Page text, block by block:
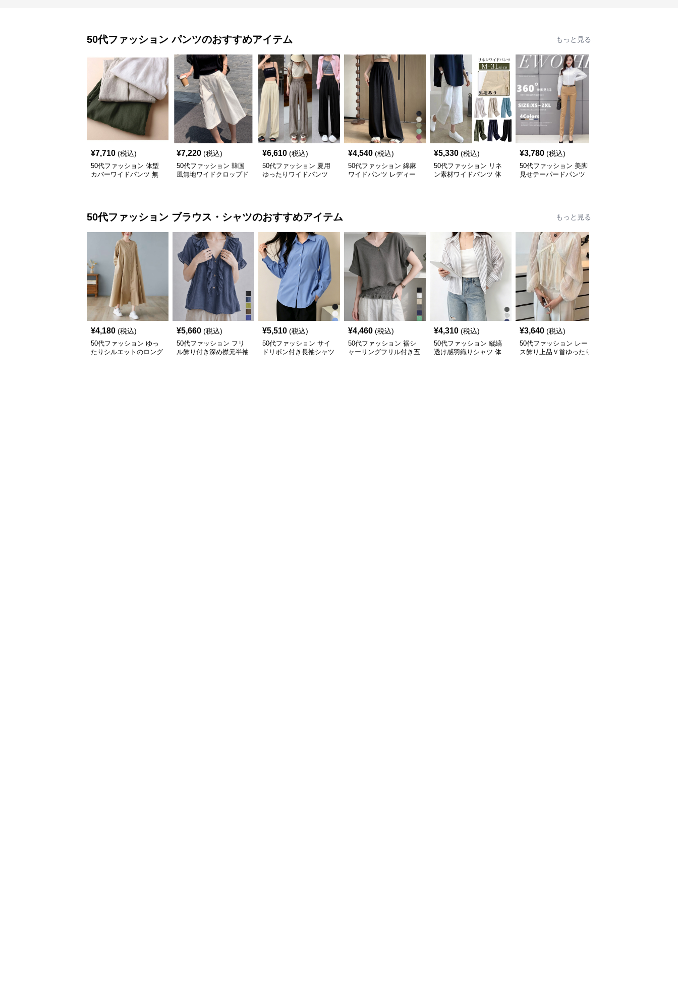
50代ファッション パンツのおすすめアイテム もっと見る
¥7,710 (税込)
50代ファッション 体型
カバーワイドパンツ 無
¥7,220 (税込)
50代ファッション 韓国
風無地ワイドクロップド
¥6,610 (税込)
50代ファッション 夏用
ゆったりワイドパンツ
¥4,540 (税込)
50代ファッション 綿麻
ワイドパンツ レディー
¥5,330 (税込)
50代ファッション リネ
ン素材ワイドパンツ 体
¥3,780 (税込)
50代ファッション 美脚
見せテーパードパンツ
50代ファッション ブラウス・シャツのおすすめアイテム もっと見る
¥4,180 (税込)
50代ファッション ゆっ
たりシルエットのロング
¥5,660 (税込)
50代ファッション フリ
ル飾り付き深め襟元半袖
¥5,510 (税込)
50代ファッション サイ
ドリボン付き長袖シャツ
¥4,460 (税込)
50代ファッション 裾シ
ャーリングフリル付き五
¥4,310 (税込)
50代ファッション 縦縞
透け感羽織りシャツ 体
¥3,640 (税込)
50代ファッション レー
ス飾り上品Ｖ首ゆったり